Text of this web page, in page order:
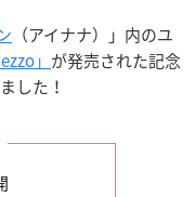
（アイナナ）」内のユ
」 が発売された記念
した！